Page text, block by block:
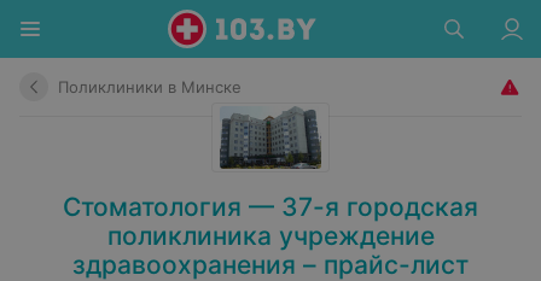
Поликлиники в Минске
Стоматология — 37-я городская
поликлиника учреждение
здравоохранения – прайс-лист